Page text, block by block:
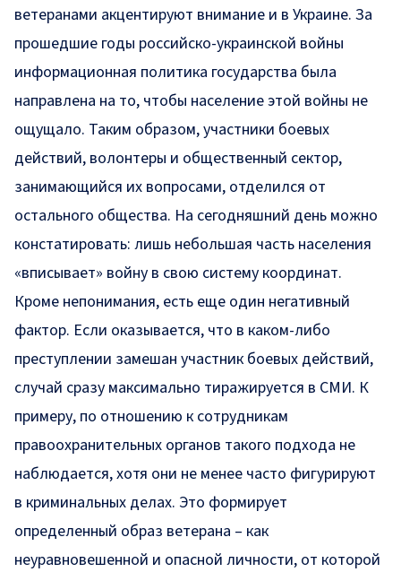
ветеранами акцентируют внимание и в Украине. За
прошедшие годы российско-украинской войны
информационная политика государства была
направлена на то, чтобы население этой войны не
ощущало. Таким образом, участники боевых
действий, волонтеры и общественный сектор,
занимающийся их вопросами, отделился от
остального общества. На сегодняшний день можно
констатировать: лишь небольшая часть населения
«вписывает» войну в свою систему координат.
Кроме непонимания, есть еще один негативный
фактор. Если оказывается, что в каком-либо
преступлении замешан участник боевых действий,
случай сразу максимально тиражируется в СМИ. К
примеру, по отношению к сотрудникам
правоохранительных органов такого подхода не
наблюдается, хотя они не менее часто фигурируют
в криминальных делах. Это формирует
определенный образ ветерана – как
неуравновешенной и опасной личности, от которой